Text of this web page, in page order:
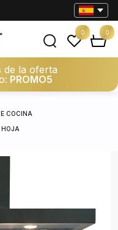
de la oferta
PROMO5
0 0
COCINA
HOJA